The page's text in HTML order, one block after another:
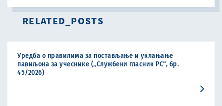
RELATED_POSTS
Уредба о правилима за постављање и уклањање
павиљона за учеснике („Службени гласник РС“, бр.
45/2026)